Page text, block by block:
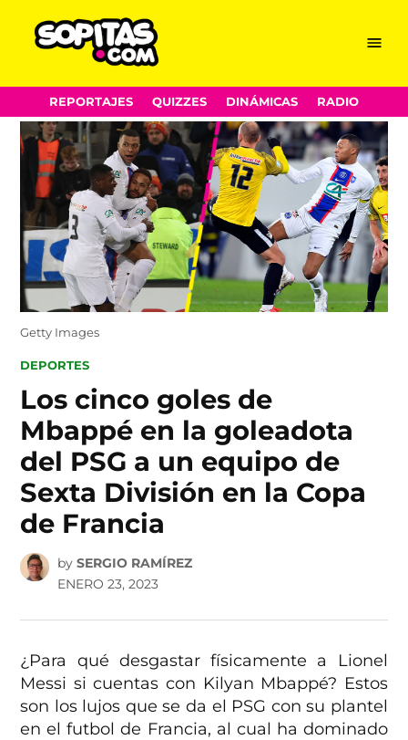
Skip
to
content
Menu
REPORTAJES QUIZZES DINÁMICAS RADIO
Getty Images
POSTED
DEPORTES
Los cinco goles de
Mbappé en la goleadota
del PSG a un equipo de
Sexta División en la Copa
de Francia
by SERGIO RAMÍREZ
ENERO 23, 2023
¿Para qué desgastar físicamente a Lionel
Messi si cuentas con Kilyan Mbappé? Estos
son los lujos que se da el PSG con su plantel
en el futbol de Francia, al cual ha dominado